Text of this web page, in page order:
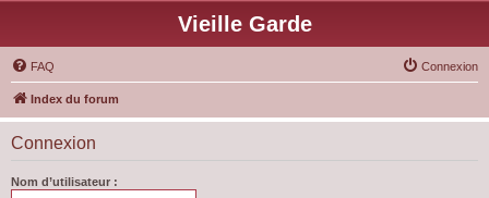
Vieille Garde
FAQ Connexion
Index du forum
Connexion
Nom d’utilisateur :